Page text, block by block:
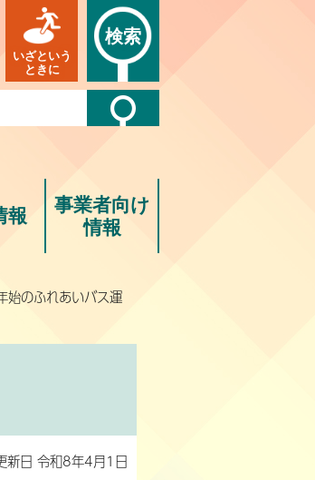
いざという
ときに
検索
報
事業者向け
情報
始のふれあいバス運
日 令和8年4月1日